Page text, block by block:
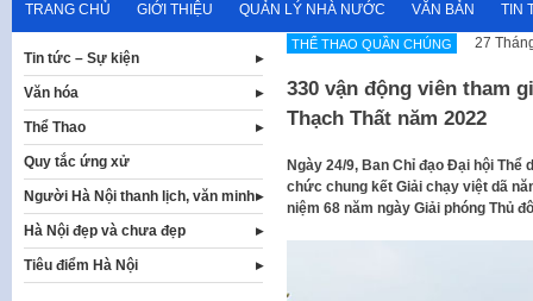
TRANG CHỦ GIỚI THIỆU QUẢN LÝ NHÀ NƯỚC VĂN BẢN TIN
THỂ THAO QUẦN CHÚNG 27
330 vận động viên tham
Thạch Thất năm 2022
Ngày 24/9, Ban Chỉ đạo Đại hội Thể
chức chung kết Giải chạy việt dã
niệm 68 năm ngày Giải phóng Thủ
Tin tức – Sự kiện
Văn hóa
Thể Thao
Quy tắc ứng xử
Người Hà Nội thanh lịch, văn minh
Hà Nội đẹp và chưa đẹp
Tiêu điểm Hà Nội